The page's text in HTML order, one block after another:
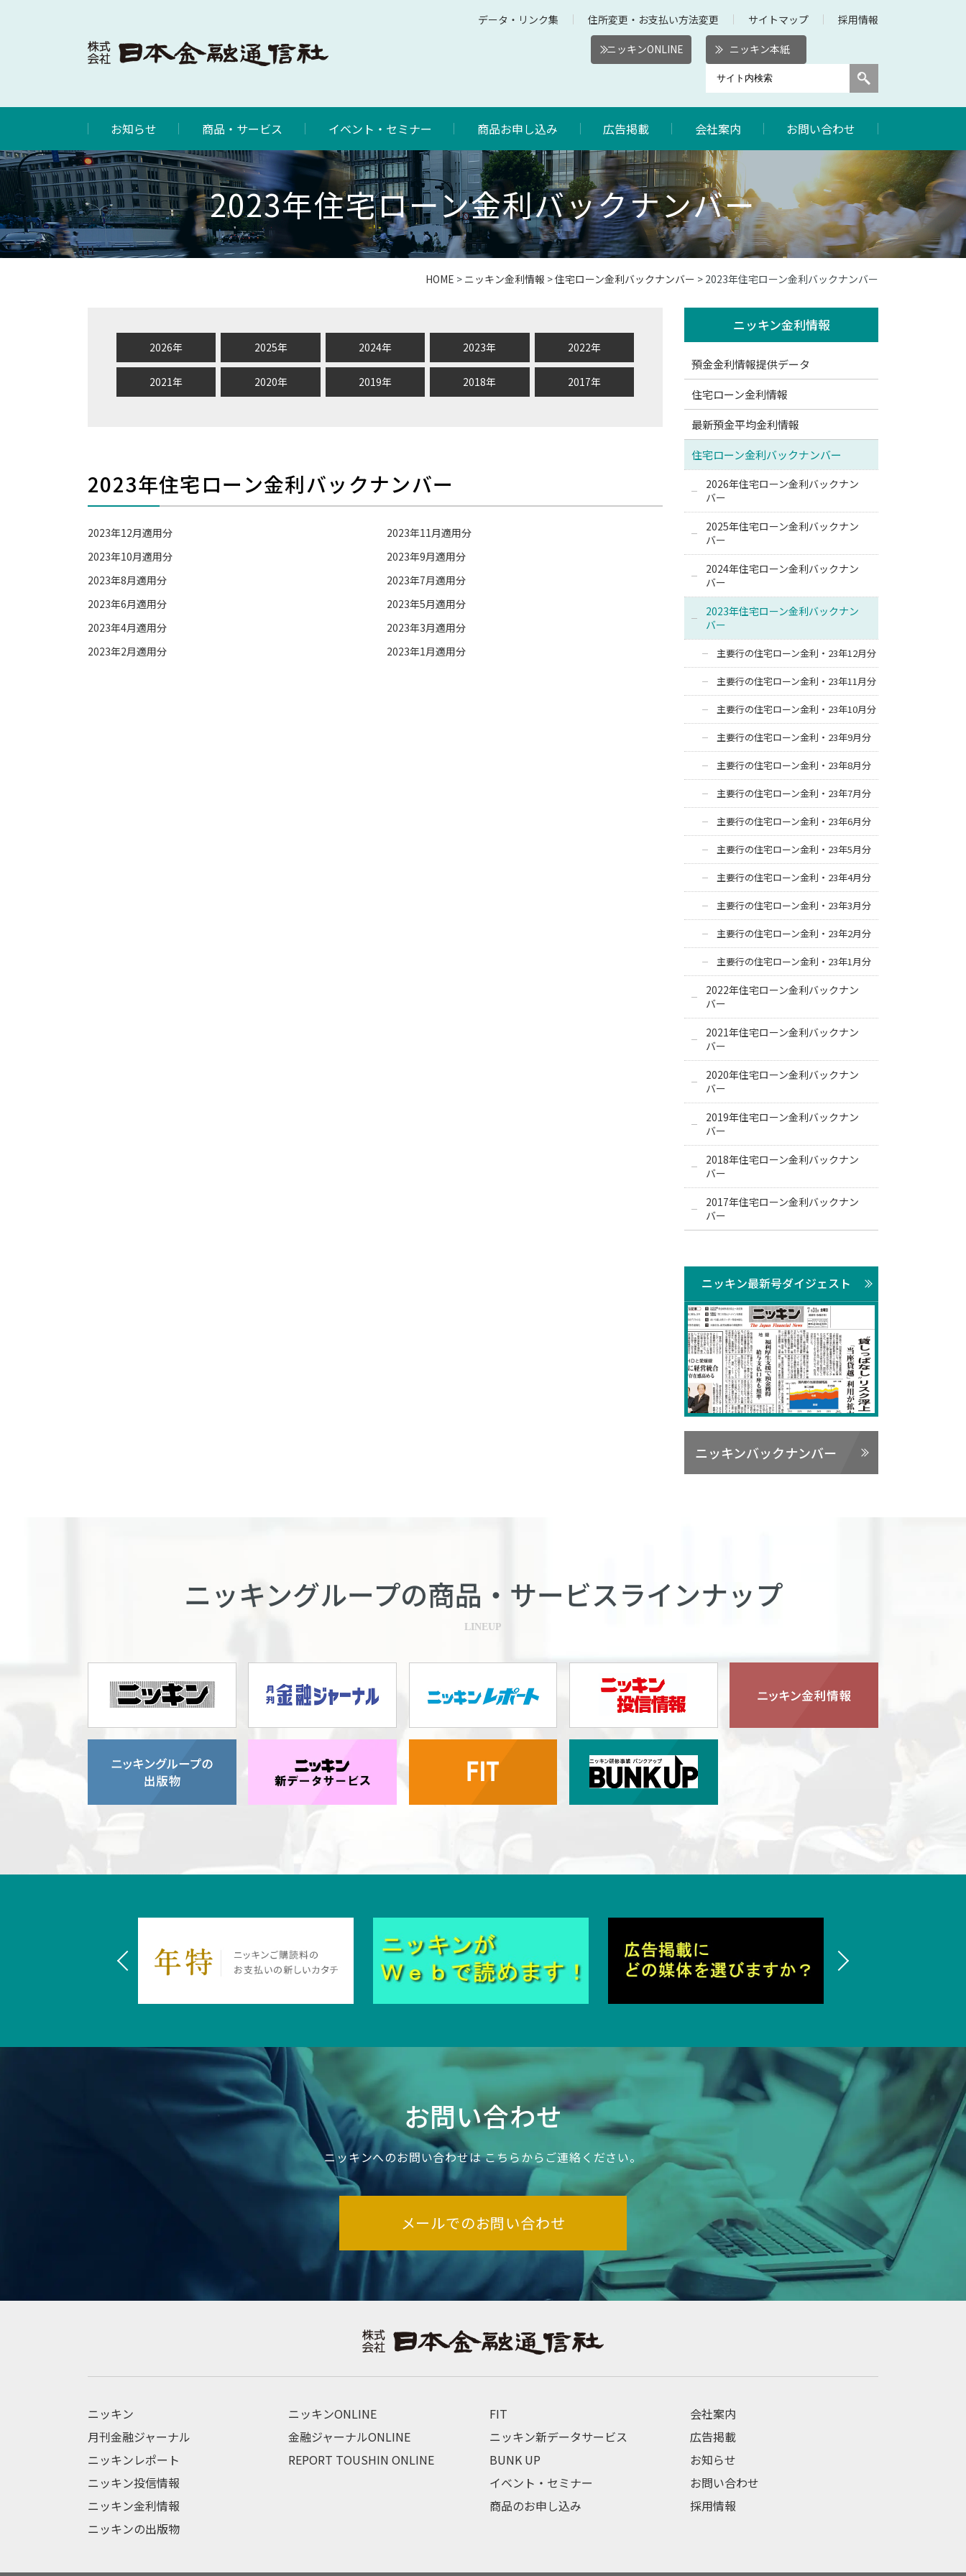
データ・リンク集 住所変更・お支払い方法変更 サイトマップ 採用情報
ニッキンONLINE ニッキン本紙
お知らせ 商品・サービス イベント・セミナー 商品お申し込み 広告掲載 会社案内 お問い合わせ
2023年住宅ローン金利バックナンバー
HOME > ニッキン金利情報 >住宅ローン金利バックナンバー > 2023年住宅ローン金利バックナンバー
2026年 2025年 2024年 2023年 2022年
2021年 2020年 2019年 2018年 2017年
2023年住宅ローン金利バックナンバー
2023年12月適用分
2023年11月適用分
2023年10月適用分
2023年9月適用分
2023年8月適用分
2023年7月適用分
2023年6月適用分
2023年5月適用分
2023年4月適用分
2023年3月適用分
2023年2月適用分
2023年1月適用分
ニッキン金利情報
預金金利情報提供データ
住宅ローン金利情報
最新預金平均金利情報
住宅ローン金利バックナンバー
2026年住宅ローン金利バックナン
バー
2025年住宅ローン金利バックナン
バー
2024年住宅ローン金利バックナン
バー
2023年住宅ローン金利バックナン
バー
主要行の住宅ローン金利・23年12月分
主要行の住宅ローン金利・23年11月分
主要行の住宅ローン金利・23年10月分
主要行の住宅ローン金利・23年9月分
主要行の住宅ローン金利・23年8月分
主要行の住宅ローン金利・23年7月分
主要行の住宅ローン金利・23年6月分
主要行の住宅ローン金利・23年5月分
主要行の住宅ローン金利・23年4月分
主要行の住宅ローン金利・23年3月分
主要行の住宅ローン金利・23年2月分
主要行の住宅ローン金利・23年1月分
2022年住宅ローン金利バックナン
バー
2021年住宅ローン金利バックナン
バー
2020年住宅ローン金利バックナン
バー
2019年住宅ローン金利バックナン
バー
2018年住宅ローン金利バックナン
バー
2017年住宅ローン金利バックナン
バー
ニッキン最新号ダイジェスト
ニッキンバックナンバー
ニッキングループの商品・ サービスラインナップ
LINEUP
お問い合わせ
ニッキンへのお問い合わせはこちらからご連絡ください。
メールでのお問い合わせ
ニッキン
月刊金融ジャーナル
ニッキンレポート
ニッキン投信情報
ニッキン金利情報
ニッキンの出版物
ニッキンONLINE
金融ジャーナルONLINE
REPORT TOUSHIN ONLINE
FIT
ニッキン新データサービス
BUNK UP
イベント・セミナー
商品のお申し込み
会社案内
広告掲載
お知らせ
お問い合わせ
採用情報